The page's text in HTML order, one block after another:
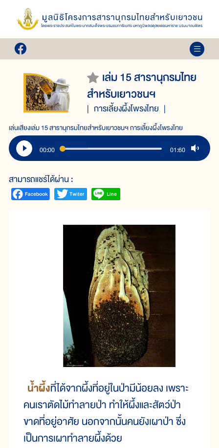
เล่ม 15 สารานุกรมไทย
สำหรับเยาวชนฯ
การเลี้ยงผึ้งโพรงไทย
เล่นเสียงเล่ม 15 สารานุกรมไทยสำหรับเยาวชนฯ การเลี้ยงผึ้งโพรงไทย
00:00 01:60
สามารถแชร์ได้ผ่าน :
น้ำผึ้งที่ได้จากผึ้งที่อยู่ในป่ามีน้อยลง เพราะ
คนเราตัดไม้ทำลายป่า ทำให้ผึ้งและสัตว์ป่า
ขาดที่อยู่อาศัย นอกจากนั้นคนยังเผาป่า ซึ่ง
เป็นการเผาทำลายผึ้งด้วย